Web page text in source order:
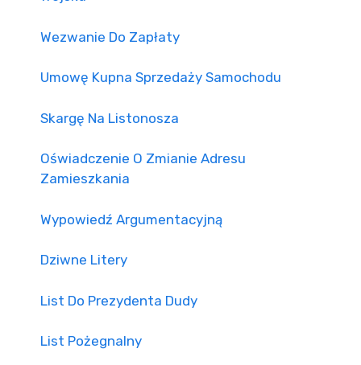
Wezwanie Do Zapłaty
Umowę Kupna Sprzedaży Samochodu
Skargę Na Listonosza
Oświadczenie O Zmianie Adresu
Zamieszkania
Wypowiedź Argumentacyjną
Dziwne Litery
List Do Prezydenta Dudy
List Pożegnalny